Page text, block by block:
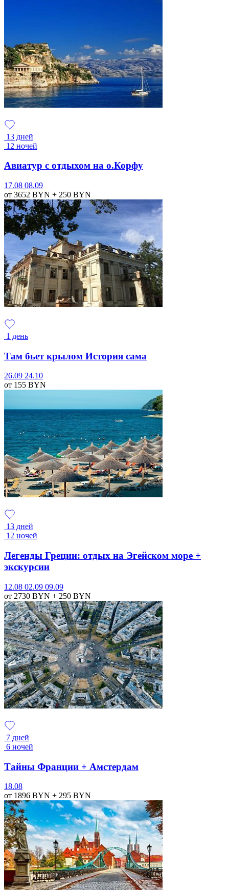
13 дней
12 ночей
Авиатур с отдыхом на о.Корфу
17.08 08.09
от 3652 BYN + 250 BYN
1 день
Там бьет крылом История сама
26.09 24.10
от 155 BYN
13 дней
12 ночей
Легенды Греции: отдых на Эгейском море +
экскурсии
12.08 02.09 09.09
от 2730 BYN + 250 BYN
7 дней
6 ночей
Тайны Франции + Амстердам
18.08
от 1896 BYN + 295 BYN